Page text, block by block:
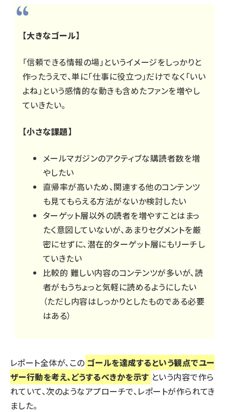
【大きなゴール】
「信頼できる情報の場」というイメージをしっかりと
作ったうえで、単に「仕事に役立つ」だけでなく「いい
よね」という感情的な動きも含めたファンを増やし
ていきたい。
【小さな課題】
メールマガジンのアクティブな購読者数を増
やしたい
直帰率が高いため、関連する他のコンテンツ
も見てもらえる方法がないか検討したい
ターゲット層以外の読者を増やすことはまっ
たく意図していないが、あまりセグメントを厳
密にせずに、潜在的ターゲット層にもリーチし
ていきたい
比較的 難しい内容のコンテンツが多いが、読
者がもうちょっと気軽に読めるようにしたい
（ただし内容はしっかりとしたものである必要
はある）
レポート全体が、この ゴールを達成するという観点でユー
ザー行動を考え、どうするべきかを示す という内容で作ら
れていて、次のようなアプローチで、レポートが作られてき
ました。